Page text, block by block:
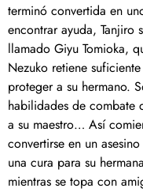
terminó convertida en
encontrar ayuda, Tanjiro
llamado Giyu Tomioka,
Nezuko retiene
proteger a su hermano.
habilidades de combate
a su maestro… Así
convertirse en un
una cura para su
mientras se topa con